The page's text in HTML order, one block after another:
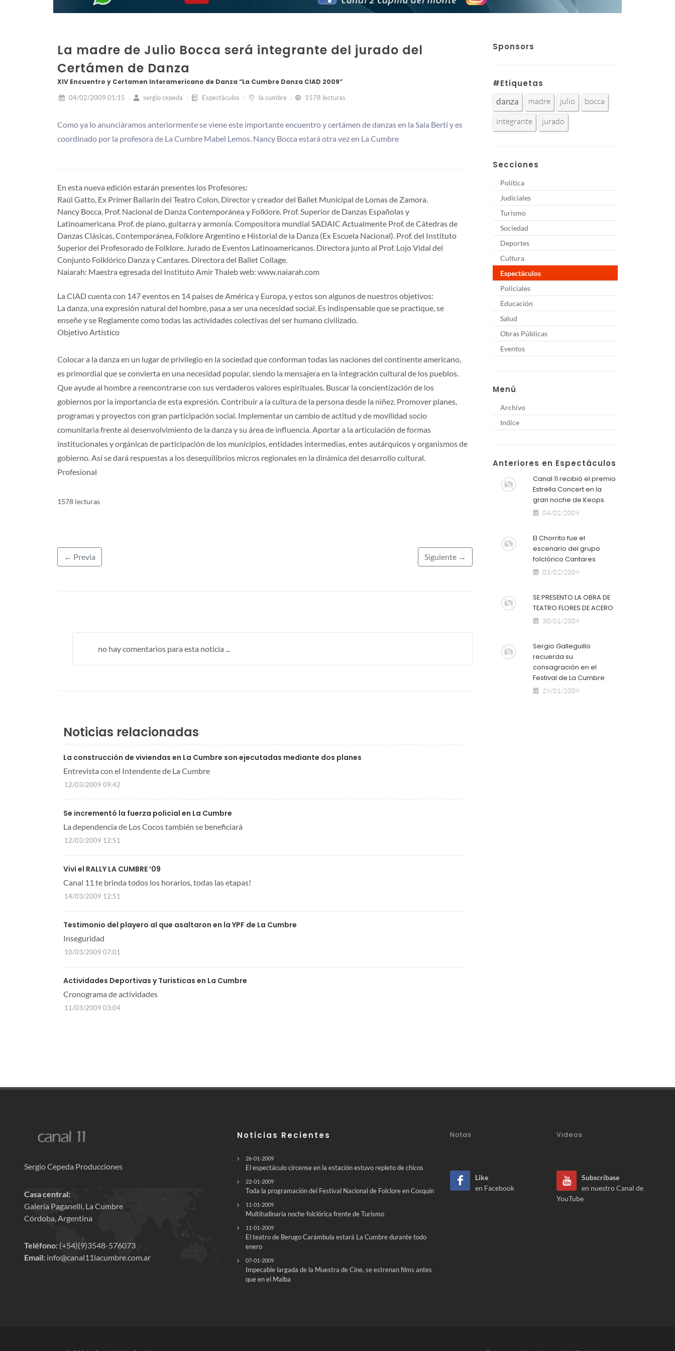
La madre de Julio Bocca será integrante del jurado del
Certámen de Danza
XIV Encuentro y Certamen Interamericano de Danza “La Cumbre Danza CIAD 2009”
04/02/2009 01:15 sergio cepeda Espectáculos la cumbre 1578 lecturas
Como ya lo anunciáramos anteriormente se viene este importante encuentro y certámen de danzas en la Sala Berti y es
coordinado por la profesora de La Cumbre Mabel Lemos. Nancy Bocca estará otra vez en La Cumbre
En esta nueva edición estarán presentes los Profesores:
Raúl Gatto, Ex Primer Bailarín del Teatro Colon, Director y creador del Ballet Municipal de Lomas de Zamora.
Nancy Bocca, Prof. Nacional de Danza Contemporánea y Folklore. Prof. Superior de Danzas Españolas y
Latinoamericana. Prof. de piano, guitarra y armonía. Compositora mundial SADAIC Actualmente Prof. de Cátedras de
Danzas Clásicas, Contemporánea, Folklore Argentino e Historial de la Danza (Ex Escuela Nacional). Prof. del Instituto
Superior del Profesorado de Folklore. Jurado de Eventos Latinoamericanos. Directora junto al Prof. Lojo Vidal del
Conjunto Folklórico Danza y Cantares. Directora del Ballet Collage.
Naiarah: Maestra egresada del Instituto Amir Thaleb web: www.naiarah.com
La CIAD cuenta con 147 eventos en 14 países de América y Europa, y estos son algunos de nuestros objetivos:
La danza, una expresión natural del hombre, pasa a ser una necesidad social. Es indispensable que se practique, se
enseñe y se Reglamente como todas las actividades colectivas del ser humano civilizado.
Objetivo Artístico
Colocar a la danza en un lugar de privilegio en la sociedad que conforman todas las naciones del continente americano,
es primordial que se convierta en una necesidad popular, siendo la mensajera en la integración cultural de los pueblos.
Que ayude al hombre a reencontrarse con sus verdaderos valores espirituales. Buscar la concientización de los
gobiernos por la importancia de esta expresión. Contribuir a la cultura de la persona desde la niñez. Promover planes,
programas y proyectos con gran participación social. Implementar un cambio de actitud y de movilidad socio
comunitaria frente al desenvolvimiento de la danza y su área de influencia. Aportar a la articulación de formas
institucionales y orgánicas de participación de los municipios, entidades intermedias, entes autárquicos y organismos de
gobierno. Así se dará respuestas a los desequilibrios micros regionales en la dinámica del desarrollo cultural.
Profesional
1578 lecturas
← Previa Siguiente →
no hay comentarios para esta noticia ...
Noticias relacionadas
La construcción de viviendas en La Cumbre son ejecutadas mediante dos planes
Entrevista con el Intendente de La Cumbre
12/03/2009 09:42
Se incrementó la fuerza policial en La Cumbre
La dependencia de Los Cocos también se beneficiará
12/03/2009 12:51
Viví el RALLY LA CUMBRE ‘09
Canal 11 te brinda todos los horarios, todas las etapas!
14/03/2009 12:51
Testimonio del playero al que asaltaron en la YPF de La Cumbre
Inseguridad
10/03/2009 07:01
Actividades Deportivas y Turisticas en La Cumbre
Cronograma de actividades
11/03/2009 03:04
Sponsors
#Etiquetas
danza madre julio
bocca
integrante
jurado
Secciones
Política
Judiciales
Turismo
Sociedad
Deportes
Cultura
Espectáculos
Policiales
Educación
Salud
Obras Públicas
Eventos
Menú
Archivo
Indice
Anteriores en Espectáculos
Canal 11 recibió el premio
Estrella Concert en la
gran noche de Keops
04/02/2009
El Chorrito fue el
escenario del grupo
folclórico Cantares
03/02/2009
SE PRESENTO LA OBRA DE
TEATRO FLORES DE ACERO
30/01/2009
Sergio Galleguillo
recuerda su
consagración en el
Festival de La Cumbre
29/01/2009
Sergio Cepeda Producciones
Casa central:
Galería Paganelli, La Cumbre
Córdoba, Argentina
Teléfono: (+54)(9)3548-576073
Email: info@canal11lacumbre.com.ar
Noticias Recientes
26-01-2009
El espectáculo circense en la estación estuvo repleto de chicos
22-01-2009
Toda la programación del Festival Nacional de Folclore en Cosquín
11-01-2009
Multitudinaria noche folclórica frente de Turismo
11-01-2009
El teatro de Berugo Carámbula estará La Cumbre durante todo
enero
07-01-2009
Impecable largada de la Muestra de Cine, se estrenan films antes
que en el Malba
Notas Videos
Like
en Facebook
Subscribase
en nuestro Canal de
YouTube